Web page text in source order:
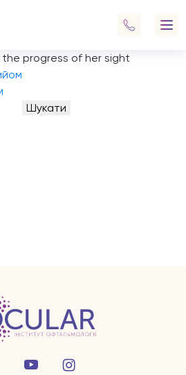
an appointment for my
3 years old and has glasses
progress of her sight